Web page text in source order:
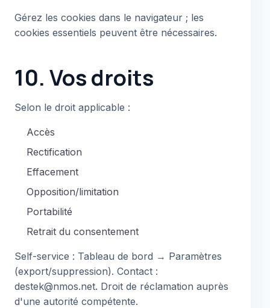
Gérez les cookies dans le navigateur ; les
cookies essentiels peuvent être nécessaires.
10. Vos droits
Selon le droit applicable :
Accès
Rectification
Effacement
Opposition/limitation
Portabilité
Retrait du consentement
Self-service : Tableau de bord → Paramètres
(export/suppression). Contact :
destek@nmos.net. Droit de réclamation auprès
d'une autorité compétente.